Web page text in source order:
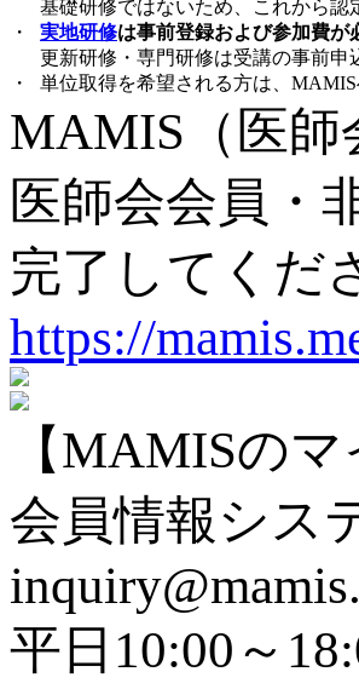
基礎研修ではないため、
これから認
・
実地研修は事前登録および参加費が
更新研修・専門研修は受講の事前申
・
単位取得を希望される方は、
MAMIS（医師
医師会会員・
完了してくだ
https://
【MAMISの
会員情報シス
平日10:00～